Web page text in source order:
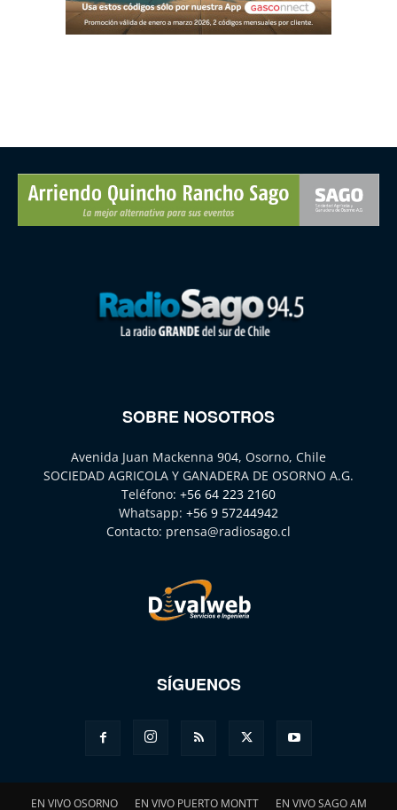
SOBRE NOSOTROS
Avenida Juan Mackenna 904, Osorno, Chile
SOCIEDAD AGRICOLA Y GANADERA DE OSORNO A.G.
Teléfono: +56 64 223 2160
Whatsapp: +56 9 57244942
Contacto: prensa@radiosago.cl
SÍGUENOS
EN VIVO OSORNO EN VIVO PUERTO MONTT EN VIVO SAGO AM